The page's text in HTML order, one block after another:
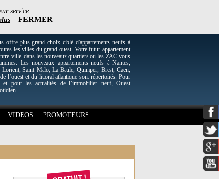
service.
FERMER
plus grand choix ciblé d'appartements neufs à
les villes du grand ouest. Votre futur appartement
ville, dans les nouveaux quartiers ou les ZAC vous
Les nouveaux appartements neufs à Nantes,
Lorient, Saint Malo, La Baule, Quimper, Brest, Caen,
l’ouest et du littoral atlantique sont répertoriés. Pour
et pour les actualités de l’immobilier neuf, Ouest
VIDÉOS PROMOTEURS